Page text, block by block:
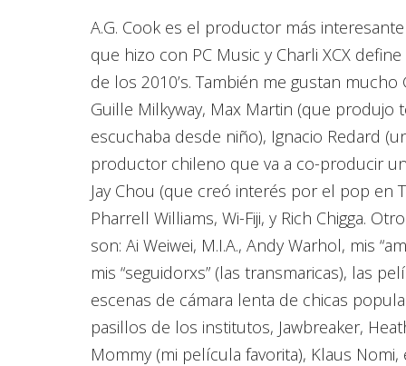
A.G. Cook es el productor más
que hizo con PC Music y Charli XCX
de los 2010’s. También me gustan
Guille Milkyway, Max Martin (que produjo
escuchaba desde niño), Ignacio Redard
productor chileno que va a co-producir
Jay Chou (que creó interés por el pop en
Pharrell Williams, Wi-Fiji, y Rich Chigga.
son: Ai Weiwei, M.I.A., Andy Warhol, mis
mis “seguidorxs” (las transmaricas), las
escenas de cámara lenta de chicas
pasillos de los institutos, Jawbreaker,
Mommy (mi película favorita), Klaus